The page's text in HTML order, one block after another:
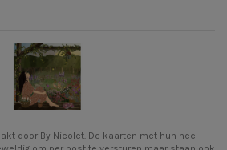
door By Nicolet. De kaarten met hun heel